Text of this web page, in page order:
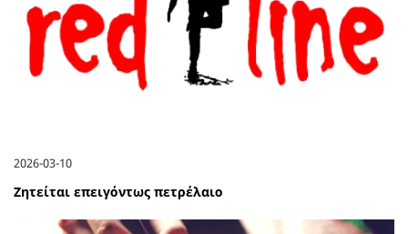
2026-03-10
Ζητείται επειγόντως πετρέλαιο